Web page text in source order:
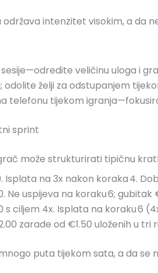
održava intenzitet visokim, a da
veličinu uloga i
odolite želji za odstupanjem
telefonu tijekom
sprint
može strukturirati tipičnu
Isplata na 3x nakon koraka 4.
Ne uspijeva na koraku 6; gubitak
s ciljem 4x. Isplata na koraku 6
zarade od €1.50 uloženih u
puta tijekom sata, a da se